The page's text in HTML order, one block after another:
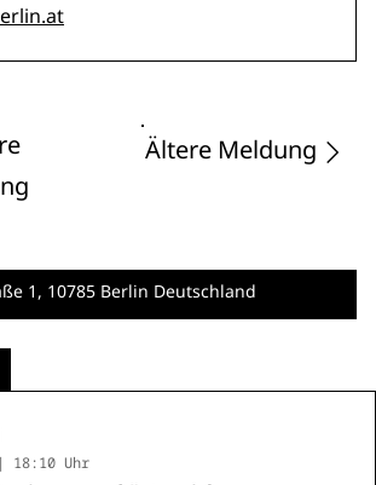
Ältere Meldung
1 , 10785 Berlin Deutschland
18:10 Uhr